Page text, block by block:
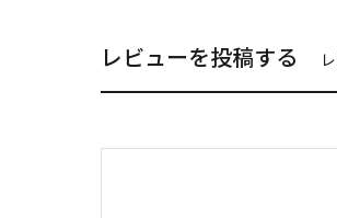
レビューを投稿する